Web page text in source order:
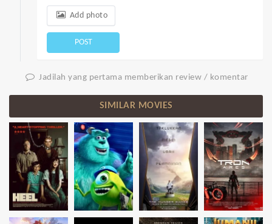
Add photo
POST
Jadilah yang pertama memberikan review / komentar
SIMILAR MOVIES